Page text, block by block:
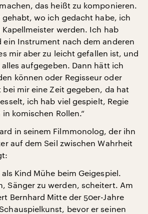
das heißt zu komponieren.
gehabt, wo ich gedacht habe, ich
werden. Ich hab
ein Instrument nach dem anderen
mir aber zu leicht gefallen ist, und
aufgegeben. Dann hätt ich
können oder Regisseur oder
bei mir eine Zeit gegeben, da hat
ich hab viel gespielt, Regie
komischen Rollen.“
in seinem Filmmonolog, der ihn
auf dem Seil zwischen Wahrheit
Kind Mühe beim Geigespiel.
Sänger zu werden, scheitert. Am
Bernhard Mitte der 50er-Jahre
bevor er seinen